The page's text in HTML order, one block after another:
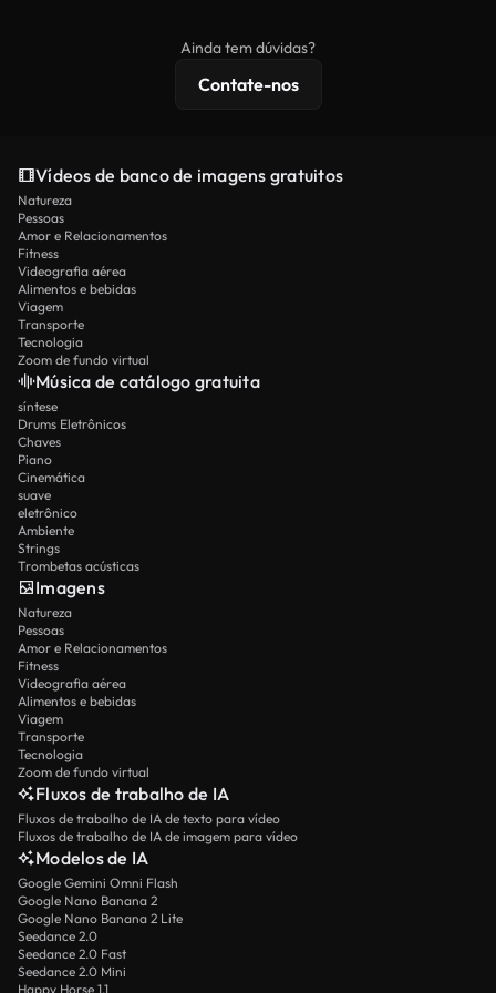
licenciamento estendidas.
Ainda tem dúvidas?
Contate-nos
Vídeos de banco de imagens gratuitos
Natureza
Pessoas
Amor e Relacionamentos
Fitness
Videografia aérea
Alimentos e bebidas
Viagem
Transporte
Tecnologia
Zoom de fundo virtual
Música de catálogo gratuita
síntese
Drums Eletrônicos
Chaves
Piano
Cinemática
suave
eletrônico
Ambiente
Strings
Trombetas acústicas
Imagens
Natureza
Pessoas
Amor e Relacionamentos
Fitness
Videografia aérea
Alimentos e bebidas
Viagem
Transporte
Tecnologia
Zoom de fundo virtual
Fluxos de trabalho de IA
Fluxos de trabalho de IA de texto para vídeo
Fluxos de trabalho de IA de imagem para vídeo
Modelos de IA
Google Gemini Omni Flash
Google Nano Banana 2
Google Nano Banana 2 Lite
Seedance 2.0
Seedance 2.0 Fast
Seedance 2.0 Mini
Happy Horse 1.1